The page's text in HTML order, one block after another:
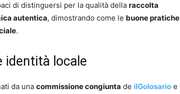
di distinguersi per la qualità della raccolta
autentica, dimostrando come le buone pratiche
.
identità locale
da una commissione congiunta de ilGolosario e